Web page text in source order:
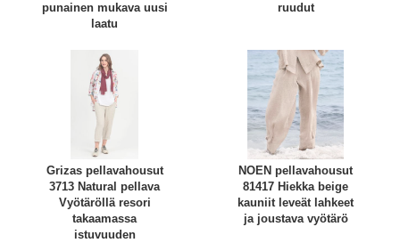
punainen mukava uusi
laatu
ruudut
Grizas pellavahousut
3713 Natural pellava
Vyötäröllä resori
takaamassa
istuvuuden
NOEN pellavahousut
81417 Hiekka beige
kauniit leveät lahkeet
ja joustava vyötärö